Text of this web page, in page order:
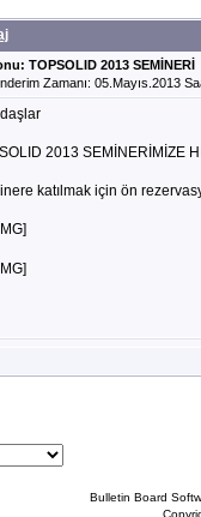
TOPSOLID 2013 SEMİNERİ
Zamanı: 05.Mayıs.2013
2013 SEMİNERİMİZE
katılmak için ön
Bulletin Board